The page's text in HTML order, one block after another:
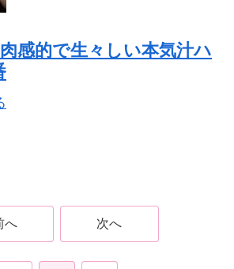
感的で生々しい本気汁ハ
へ 次へ